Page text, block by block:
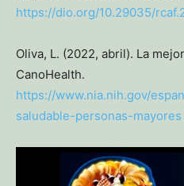
https://dio.org/10.29035/
Oliva, L. (2022, abril). La
CanoHealth.
https://www.nia.nih.gov/
saludable-personas-mayores